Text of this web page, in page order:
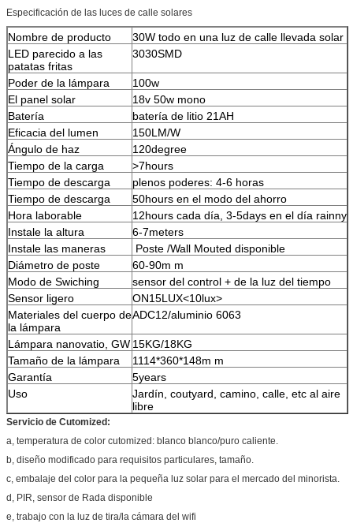
Especificación de las luces de calle solares
Nombre de producto
30W todo en una luz de calle llevada solar
LED parecido a las
patatas fritas
3030SMD
Poder de la lámpara
100w
El panel solar
18v 50w mono
Batería
batería de litio 21AH
Eficacia del lumen
150LM/W
Ángulo de haz
120degree
Tiempo de la carga
>7hours
Tiempo de descarga
plenos poderes: 4-6 horas
Tiempo de descarga
50hours en el modo del ahorro
Hora laborable
12hours cada día, 3-5days en el día rainny
Instale la altura
6-7meters
Instale las maneras
Poste /Wall Mouted disponible
Diámetro de poste
60-90m m
Modo de Swiching
sensor del control + de la luz del tiempo
Sensor ligero
ON15LUX<10lux>
Materiales del cuerpo de
la lámpara
ADC12/aluminio 6063
Lámpara nanovatio, GW 15KG/18KG
Tamaño de la lámpara
1114*360*148m m
Garantía
5years
Uso
Jardín, coutyard, camino, calle, etc al aire
libre
Servicio de Cutomized:
a, temperatura de color cutomized: blanco blanco/puro caliente.
b, diseño modificado para requisitos particulares, tamaño.
c, embalaje del color para la pequeña luz solar para el mercado del minorista.
d, PIR, sensor de Rada disponible
e, trabajo con la luz de tira/la cámara del wifi